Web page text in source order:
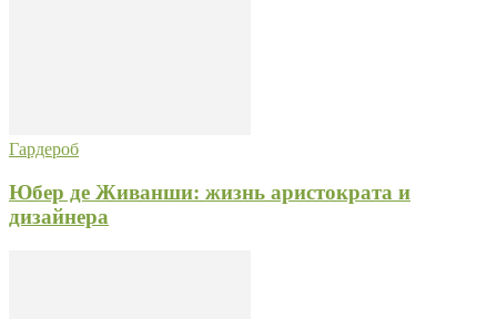
Гардероб
Юбер де Живанши: жизнь аристократа и
дизайнера